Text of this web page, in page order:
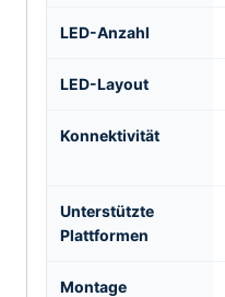
LED-Anzahl
LED-Layout
Konnektivität
Unterstützte
Plattformen
Montage